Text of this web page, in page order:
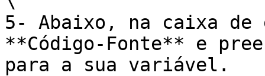
5- Abaixo, na caixa
**Código-Fonte** e
para a sua variável.